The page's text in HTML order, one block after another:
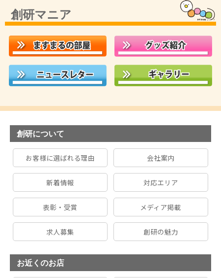
創研マニア
創研について
お客様に選ばれる理由 会社案内
新着情報 対応エリア
表彰・受賞 メディア掲載
求人募集 創研の魅力
お近くのお店